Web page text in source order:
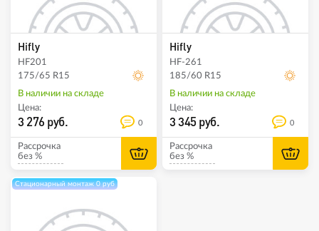
Hifly
HF201
175/65 R15
В наличии на складе
Цена:
3 276 руб. 0
Рассрочка
без %
Hifly
HF-261
185/60 R15
В наличии на складе
Цена:
3 345 руб. 0
Рассрочка
без %
Стационарный монтаж 0 руб